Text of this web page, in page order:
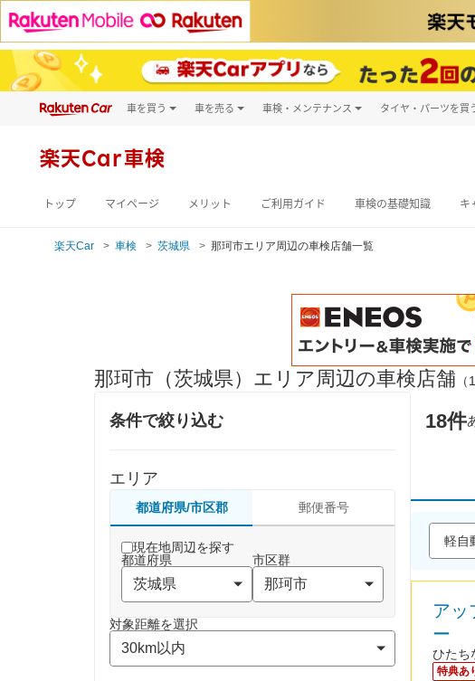
車を買う
新車
車を売る 車検・メンテナンス タイヤ・パーツを買
楽天Car車検
トップ マイページ メリット ご利用ガイド 車検の基礎知識 キ
楽天Car 車検 茨城県 那珂市エリア周辺の車検店舗一覧
那珂市（茨城県）エリア周辺の車検店舗
条件で絞り込む
エリア
都道府県/市区郡 郵便番号
現在地周辺を探す
都道府県
市区群
対象距離を選択
18件
ア
ー
ひたち
特典あ